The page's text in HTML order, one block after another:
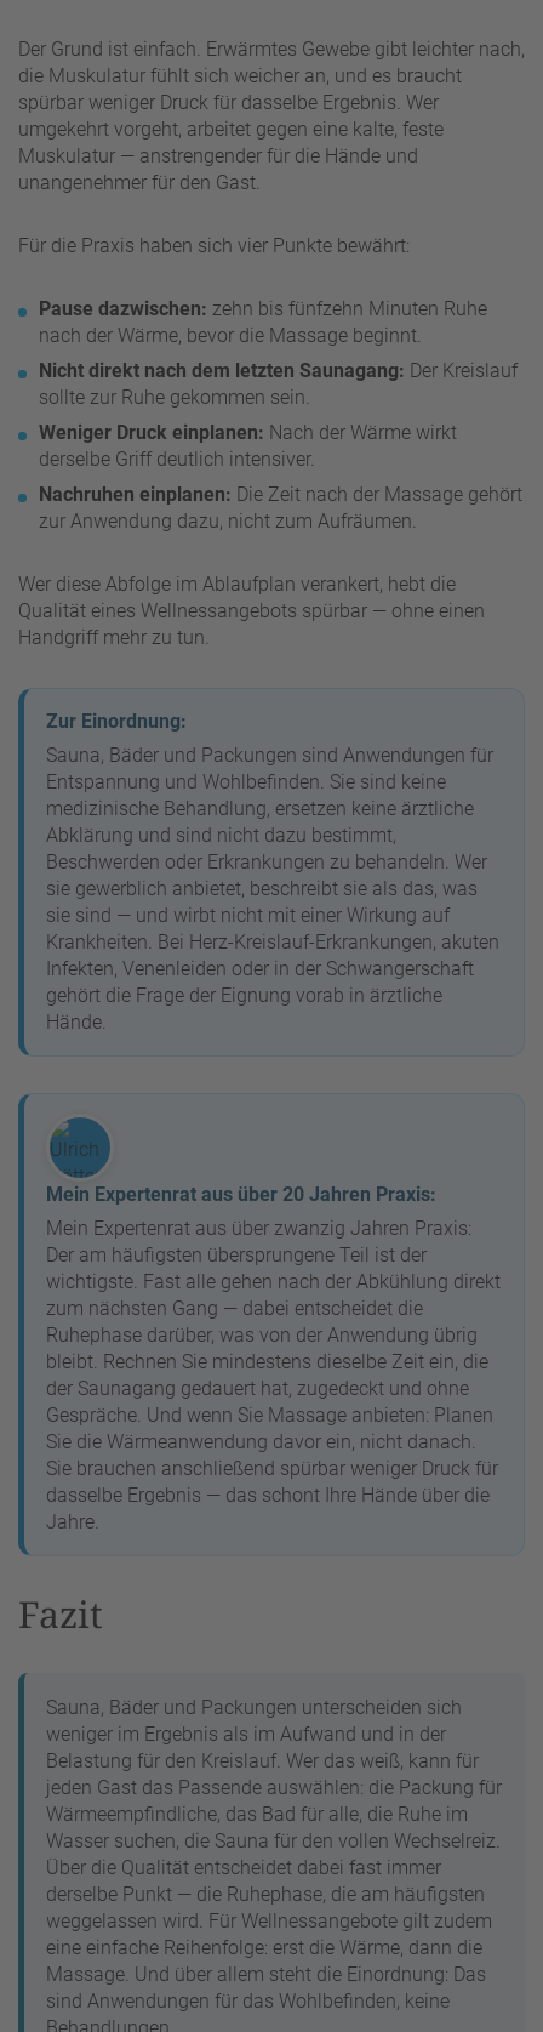
Der Grund ist einfach. Erwärmtes Gewebe gibt leichter nach,
die Muskulatur fühlt sich weicher an, und es braucht
spürbar weniger Druck für dasselbe Ergebnis. Wer
umgekehrt vorgeht, arbeitet gegen eine kalte, feste
Muskulatur — anstrengender für die Hände und
unangenehmer für den Gast.
Für die Praxis haben sich vier Punkte bewährt:
Pause dazwischen: zehn bis fünfzehn Minuten Ruhe
nach der Wärme, bevor die Massage beginnt.
Nicht direkt nach dem letzten Saunagang: Der Kreislauf
sollte zur Ruhe gekommen sein.
Weniger Druck einplanen: Nach der Wärme wirkt
derselbe Griff deutlich intensiver.
Nachruhen einplanen: Die Zeit nach der Massage gehört
zur Anwendung dazu, nicht zum Aufräumen.
Wer diese Abfolge im Ablaufplan verankert, hebt die
Qualität eines Wellnessangebots spürbar — ohne einen
Handgriff mehr zu tun.
Zur Einordnung:
Sauna, Bäder und Packungen sind Anwendungen für
Entspannung und Wohlbefinden. Sie sind keine
medizinische Behandlung, ersetzen keine ärztliche
Abklärung und sind nicht dazu bestimmt,
Beschwerden oder Erkrankungen zu behandeln. Wer
sie gewerblich anbietet, beschreibt sie als das, was
sie sind — und wirbt nicht mit einer Wirkung auf
Krankheiten. Bei Herz-Kreislauf-Erkrankungen, akuten
Infekten, Venenleiden oder in der Schwangerschaft
gehört die Frage der Eignung vorab in ärztliche
Hände.
Mein Expertenrat aus über 20 Jahren Praxis:
Mein Expertenrat aus über zwanzig Jahren Praxis:
Der am häufigsten übersprungene Teil ist der
wichtigste. Fast alle gehen nach der Abkühlung direkt
zum nächsten Gang — dabei entscheidet die
Ruhephase darüber, was von der Anwendung übrig
bleibt. Rechnen Sie mindestens dieselbe Zeit ein, die
der Saunagang gedauert hat, zugedeckt und ohne
Gespräche. Und wenn Sie Massage anbieten: Planen
Sie die Wärmeanwendung davor ein, nicht danach.
Sie brauchen anschließend spürbar weniger Druck für
dasselbe Ergebnis — das schont Ihre Hände über die
Jahre.
Fazit
Sauna, Bäder und Packungen unterscheiden sich
weniger im Ergebnis als im Aufwand und in der
Belastung für den Kreislauf. Wer das weiß, kann für
jeden Gast das Passende auswählen: die Packung für
Wärmeempfindliche, das Bad für alle, die Ruhe im
Wasser suchen, die Sauna für den vollen Wechselreiz.
Über die Qualität entscheidet dabei fast immer
derselbe Punkt — die Ruhephase, die am häufigsten
weggelassen wird. Für Wellnessangebote gilt zudem
eine einfache Reihenfolge: erst die Wärme, dann die
Massage. Und über allem steht die Einordnung: Das
sind Anwendungen für das Wohlbefinden, keine
Behandlungen.